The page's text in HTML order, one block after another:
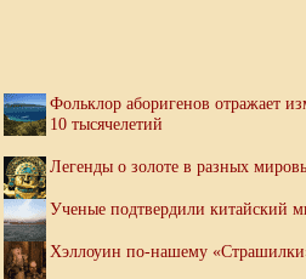
Фольклор аборигенов отражает
10 тысячелетий
Легенды о золоте в разных
Ученые подтвердили китайский
Хэллоуин по-нашему